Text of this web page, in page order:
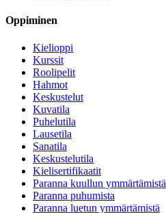
Oppiminen
Kielioppi
Kurssit
Roolipelit
Hahmot
Keskustelut
Kuvatila
Puhelutila
Lausetila
Sanatila
Keskustelutila
Kielisertifikaatit
Paranna kuullun ymmärtämistä
Paranna puhumista
Paranna luetun ymmärtämistä